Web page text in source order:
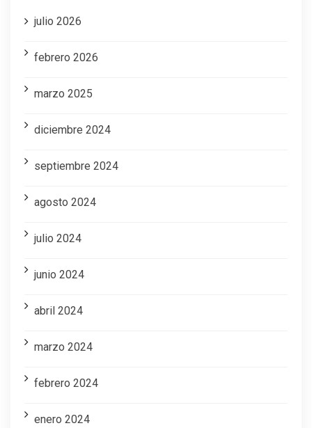
julio 2026
febrero 2026
marzo 2025
diciembre 2024
septiembre 2024
agosto 2024
julio 2024
junio 2024
abril 2024
marzo 2024
febrero 2024
enero 2024